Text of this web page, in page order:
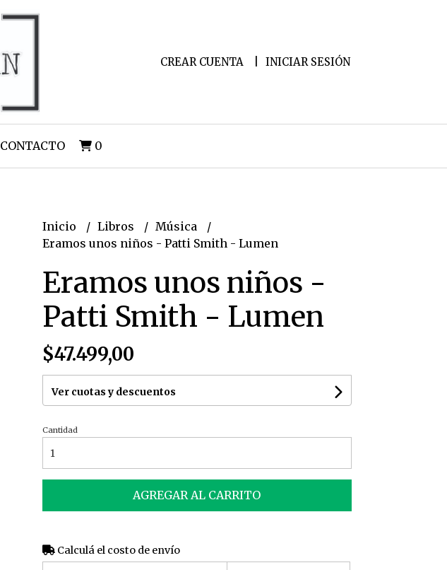
CREAR CUENTA INICIAR SESIÓN
CONTACTO 0
Inicio Libros
Música
Eramos unos niños - Patti Smith - Lumen
Eramos unos niños -
Patti Smith - Lumen
$47.499,00
Ver cuotas y descuentos
Cantidad
AGREGAR AL CARRITO
Calculá el costo de envío